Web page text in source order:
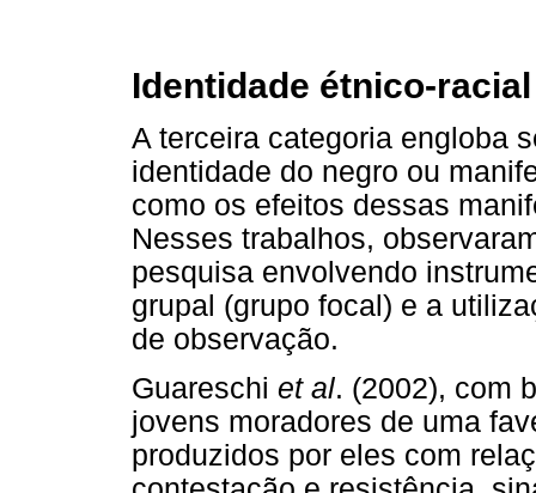
Identidade étnico-
A terceira categoria engloba
identidade do negro ou
como os efeitos dessas
Nesses trabalhos,
pesquisa envolvendo
grupal (grupo focal) e a
de observação.
Guareschi et al. (2002), com
jovens moradores de uma
produzidos por eles com